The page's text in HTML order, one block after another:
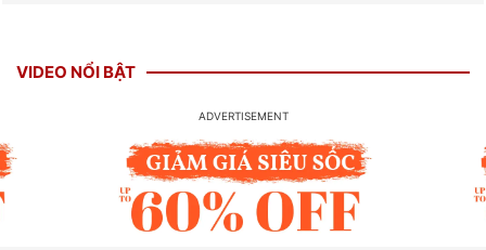
VIDEO NỔI BẬT